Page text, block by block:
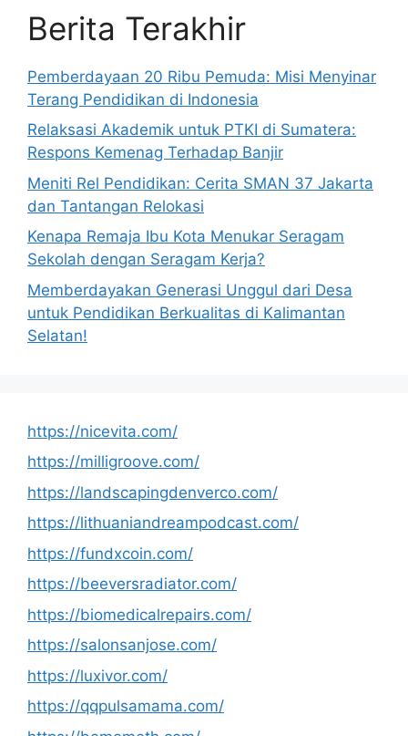
Berita Terakhir
Pemberdayaan 20 Ribu Pemuda: Misi Menyinar
Terang Pendidikan di Indonesia
Relaksasi Akademik untuk PTKI di Sumatera:
Respons Kemenag Terhadap Banjir
Meniti Rel Pendidikan: Cerita SMAN 37 Jakarta
dan Tantangan Relokasi
Kenapa Remaja Ibu Kota Menukar Seragam
Sekolah dengan Seragam Kerja?
Memberdayakan Generasi Unggul dari Desa
untuk Pendidikan Berkualitas di Kalimantan
Selatan!
https://nicevita.com/
https://milligroove.com/
https://landscapingdenverco.com/
https://lithuaniandreampodcast.com/
https://fundxcoin.com/
https://beeversradiator.com/
https://biomedicalrepairs.com/
https://salonsanjose.com/
https://luxivor.com/
https://qqpulsamama.com/